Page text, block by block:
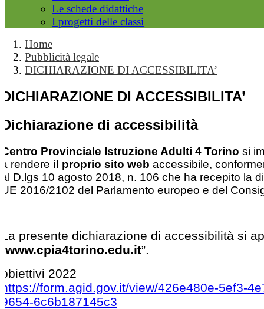
Le schede didattiche
I progetti delle classi
Home
Pubblicità legale
DICHIARAZIONE DI ACCESSIBILITA’
DICHIARAZIONE DI ACCESSIBILITA’
Dichiarazione di accessibilità
Centro Provinciale Istruzione Adulti 4 Torino si
a rendere il proprio sito web accessibile,
al D.lgs 10 agosto 2018, n. 106 che ha recepito la
UE 2016/2102 del Parlamento europeo e del
La presente dichiarazione di accessibilità si
“www.cpia4torino.edu.it”.
obiettivi 2022
https://form.agid.gov.it/view/426e480e-5ef3-
9654-6c6b187145c3